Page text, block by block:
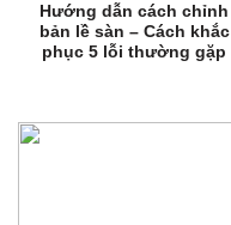
Hướng dẫn cách chỉnh
bản lề sàn – Cách khắc
phục 5 lỗi thường gặp